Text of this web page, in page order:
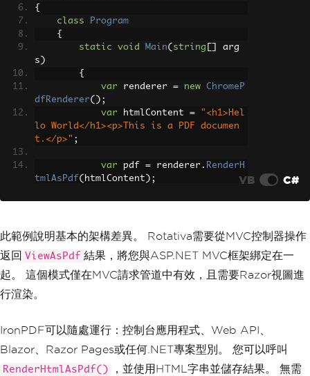
{
class
Program
{
static
void Main( string
arg
s )
{
var renderer = new
ChromeP
dfRenderer();
var htmlContent =
"<h1>Hel
lo World</h1><p>This is a PDF documen
t.</p>" ;
var pdf = renderer . RenderH
tmlAsPdf( htmlContent );
erated successfully!");
}
}
}
VB C#
此範例說明基本的架構差異。 Rotativa需要從MVC控制器操作
返回 ViewAsPdf 結果，將您與ASP.NET MVC框架綁定在一
起。 這個模式僅在MVC請求管道中有效，且需要Razor視圖進
行渲染。
IronPDF可以隨處運行：控制台應用程式、Web API、
Blazor、Razor Pages或任何.NET專案型別。 您可以呼叫
RenderHtmlAsPdf() ，並使用HTML字串並儲存結果。 無需